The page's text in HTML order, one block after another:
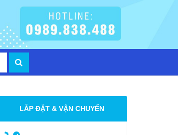
LẮP ĐẶT & VẬN CHUYỂN